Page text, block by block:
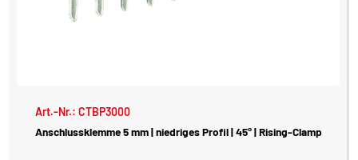
Art.-Nr.: CTBP3000
Anschlussklemme 5 mm | niedriges Profil | 45° | Rising-Clamp